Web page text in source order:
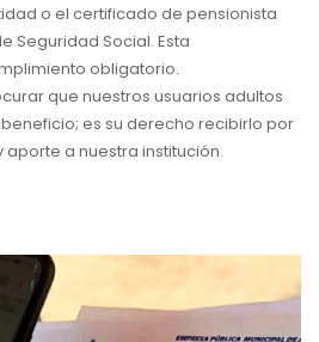
o el certificado de pensionista
Seguridad Social. Esta
obligatorio.
que nuestros usuarios adultos
es su derecho recibirlo por
a nuestra institución.